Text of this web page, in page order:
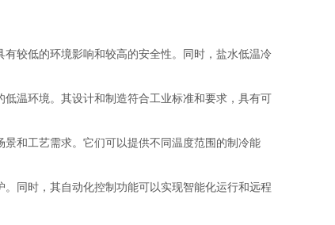
较低的环境影响和较高的安全性。同时，盐水低温冷
温环境。其设计和制造符合工业标准和要求，具有可
和工艺需求。它们可以提供不同温度范围的制冷能
同时，其自动化控制功能可以实现智能化运行和远程